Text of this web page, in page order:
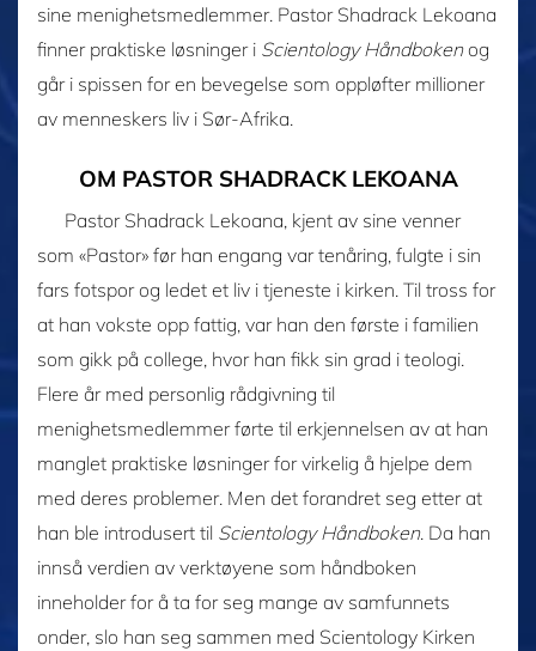
sine menighetsmedlemmer. Pastor Shadrack Lekoana
finner praktiske løsninger i Scientology Håndbokenog
går i spissen for en bevegelse som oppløfter millioner
av menneskers liv i Sør-Afrika.
OM PASTOR SHADRACK LEKOANA
Pastor Shadrack Lekoana, kjent av sine venner
som «Pastor» før han engang var tenåring, fulgte i sin
fars fotspor og ledet et liv i tjeneste i kirken. Til tross for
at han vokste opp fattig, var han den første i familien
som gikk på college, hvor han fikk sin grad i teologi.
Flere år med personlig rådgivning til
menighetsmedlemmer førte til erkjennelsen av at han
manglet praktiske løsninger for virkelig å hjelpe dem
med deres problemer. Men det forandret seg etter at
han ble introdusert til Scientology Håndboken. Da han
innså verdien av verktøyene som håndboken
inneholder for å ta for seg mange av samfunnets
onder, slo han seg sammen med Scientology Kirken